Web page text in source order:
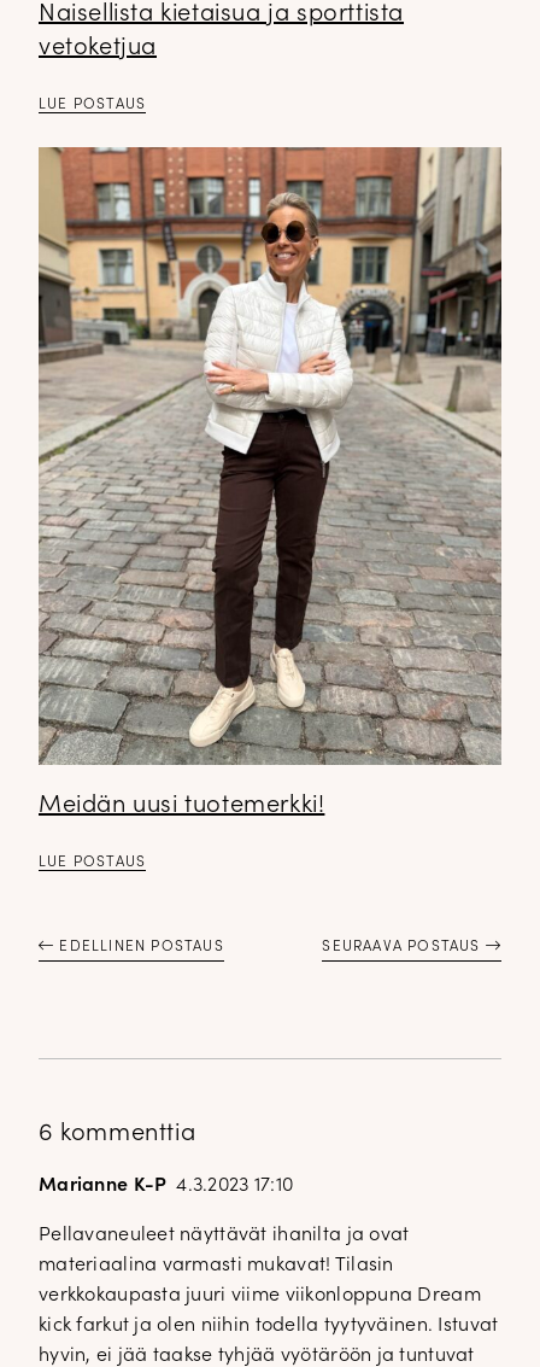
Naisellista kietaisua ja sporttista
vetoketjua
LUE POSTAUS
Meidän uusi tuotemerkki!
LUE POSTAUS
EDELLINEN POSTAUS SEURAAVA POSTAUS
6 kommenttia
Marianne K-P 4.3.2023 17:10
Pellavaneuleet näyttävät ihanilta ja ovat
materiaalina varmasti mukavat! Tilasin
verkkokaupasta juuri viime viikonloppuna Dream
kick farkut ja olen niihin todella tyytyväinen. Istuvat
hyvin, ei jää taakse tyhjää vyötäröön ja tuntuvat